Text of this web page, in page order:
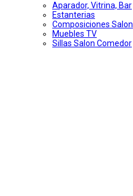
Aparador, Vitrina, Bar
Estanterias
Composiciones Salon
Muebles TV
Sillas Salon Comedor